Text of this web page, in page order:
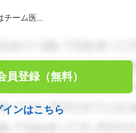
チーム医...
員登録（無料）
インはこちら